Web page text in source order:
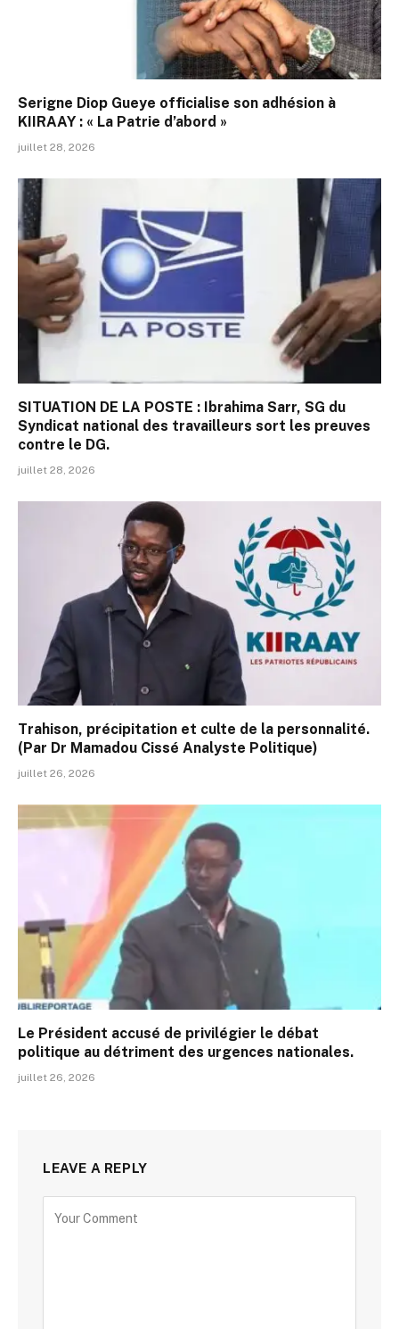
Serigne Diop Gueye officialise son adhésion à
KIIRAAY : « La Patrie d’abord »
juillet 28, 2026
SITUATION DE LA POSTE : Ibrahima Sarr, SG du
Syndicat national des travailleurs sort les preuves
contre le DG.
juillet 28, 2026
Trahison, précipitation et culte de la personnalité.
(Par Dr Mamadou Cissé Analyste Politique)
juillet 26, 2026
Le Président accusé de privilégier le débat
politique au détriment des urgences nationales.
juillet 26, 2026
LEAVE A REPLY